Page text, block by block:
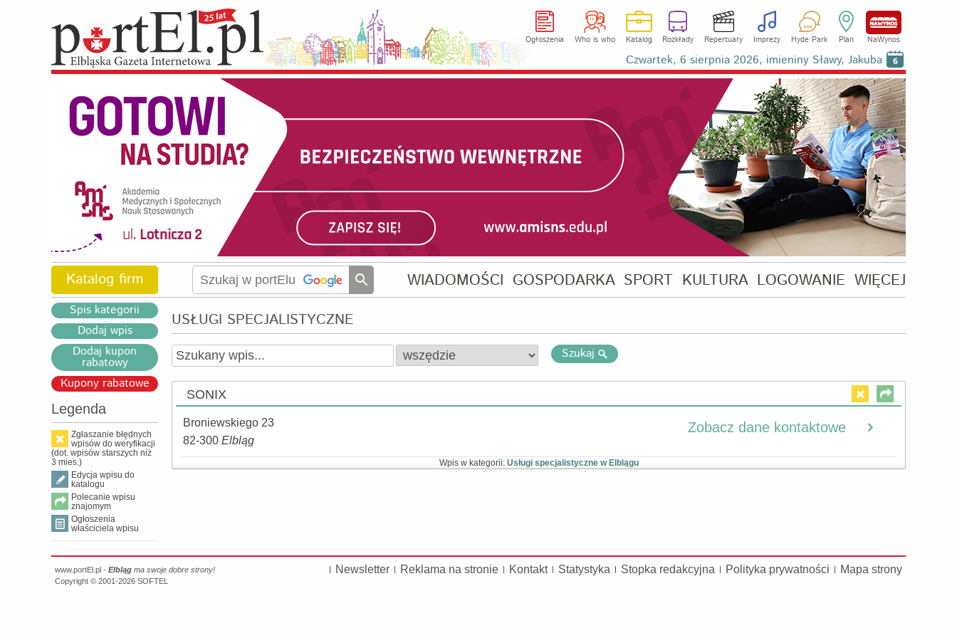
Ogłoszenia Who is who Katalog Rozkłady Repertuary Imprezy Hyde Park Plan NaWynos
Czwartek, 6 sierpnia 2026, imieniny Sławy, Jakuba 6
Katalog firm WIADOMOŚCI GOSPODARKA SPORT KULTURA LOGOWANIE WIĘCEJ
Spis kategorii
Dodaj wpis
Dodaj kupon
rabatowy
Kupony rabatowe
Legenda
Zgłaszanie błędnych
wpisów do weryfikacji
(dot. wpisów starszych niż
3 mies.)
Edycja wpisu do
katalogu
Polecanie wpisu
znajomym
Ogłoszenia
właściciela wpisu
USŁUGI SPECJALISTYCZNE
Szukaj
SONIX
Broniewskiego 23
82-300 Elbląg
Zobacz dane kontaktowe
Wpis w kategorii: Usługi specjalistyczne w Elblągu
Newsletter Reklama na stronie Kontakt Statystyka Stopka redakcyjna Polityka prywatności Mapa strony
www.portEl.pl - Elbląg ma swoje dobre strony!
Copyright © 2001-2026 SOFTEL